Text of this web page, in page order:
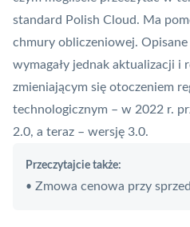
standard Polish Cloud. Ma
chmury obliczeniowej.
wymagały jednak aktualizacji i
zmieniającym się otoczeniem
technologicznym – w 2022 r.
2.0, a teraz – wersję 3.0.
Przeczytajcie także:
• Zmowa cenowa przy